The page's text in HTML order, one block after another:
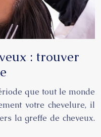
: trouver
que tout le monde
votre chevelure, il
la greffe de cheveux.